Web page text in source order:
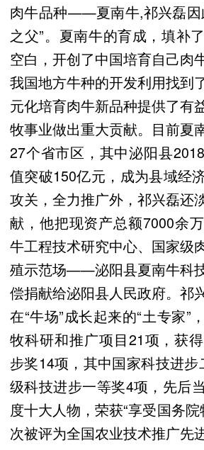
肉牛品种——夏南牛,祁兴磊因
之父”。夏南牛的育成，填补
空白，开创了中国培育自己肉
我国地方牛种的开发利用找到
元化培育肉牛新品种提供了有
牧事业做出重大贡献。目前夏
27个省市区，其中泌阳县
值突破150亿元，成为县域经
攻关，全力推广外，祁兴磊还
献，他把现资产总额7000余
牛工程技术研究中心、国家级
殖示范场——泌阳县夏南牛科
偿捐献给泌阳县人民政府。祁
在“牛场”成长起来的“土专家”
牧科研和推广项目21项，获
步奖14项，其中国家科技进
级科技进步一等奖4项，先后
度十大人物，荣获“享受国务
次被评为全国农业技术推广先